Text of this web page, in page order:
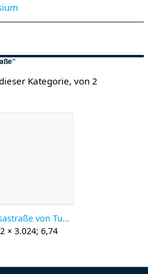
Kategorie, von 2
Vaasastraße von Turkuring.jpg
× 3.024; 6,74